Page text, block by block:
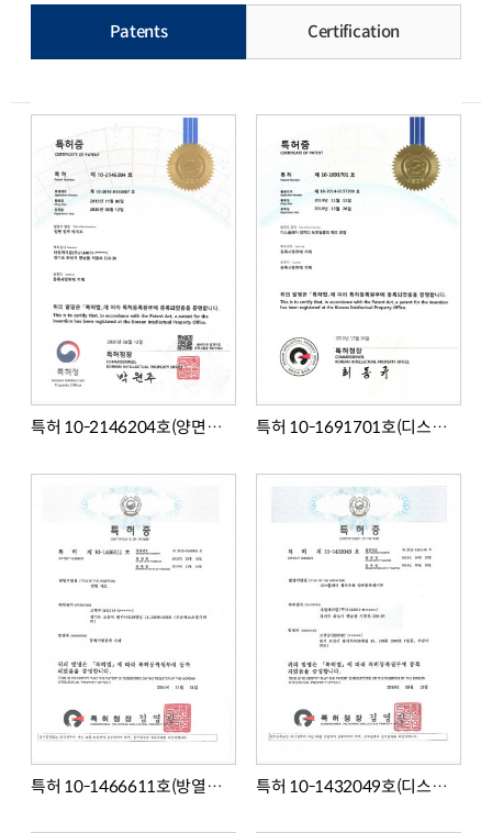
Patents/Certification 분류 목록
현재 분류
Patents Certification
특허 10-2146204호(양면점착테이프) 특허 10-1691701호(디스플레이장치의 보호필름의 제조방법)
특허 10-1466611호(방열시트) 특허 10-1432049호(디스플레이 윈도우용 양면점착테이프)